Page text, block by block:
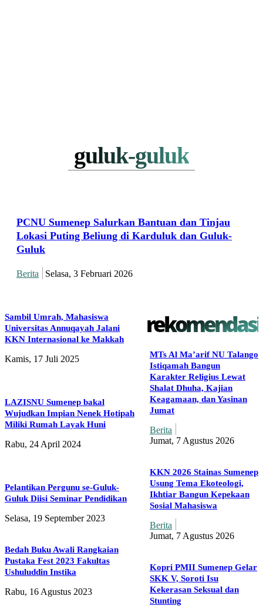
guluk-guluk
PCNU Sumenep Salurkan Bantuan dan Tinjau
Lokasi Puting Beliung di Karduluk dan Guluk-
Guluk
Berita Selasa, 3 Februari 2026
Sambil Umrah, Mahasiswa
Universitas Annuqayah Jalani
KKN Internasional ke Makkah
Kamis, 17 Juli 2025
LAZISNU Sumenep bakal
Wujudkan Impian Nenek Hotipah
Miliki Rumah Layak Huni
Rabu, 24 April 2024
Pelantikan Pergunu se-Guluk-
Guluk Diisi Seminar Pendidikan
Selasa, 19 September 2023
Bedah Buku Awali Rangkaian
Pustaka Fest 2023 Fakultas
Ushuluddin Instika
Rabu, 16 Agustus 2023
rekomendasi
MTs Al Ma’arif NU Talango
Istiqamah Bangun
Karakter Religius Lewat
Shalat Dhuha, Kajian
Keagamaan, dan Yasinan
Jumat
Berita
Jumat, 7 Agustus 2026
KKN 2026 Stainas Sumenep
Usung Tema Ekoteologi,
Ikhtiar Bangun Kepekaan
Sosial Mahasiswa
Berita
Jumat, 7 Agustus 2026
Kopri PMII Sumenep Gelar
SKK V, Soroti Isu
Kekerasan Seksual dan
Stunting